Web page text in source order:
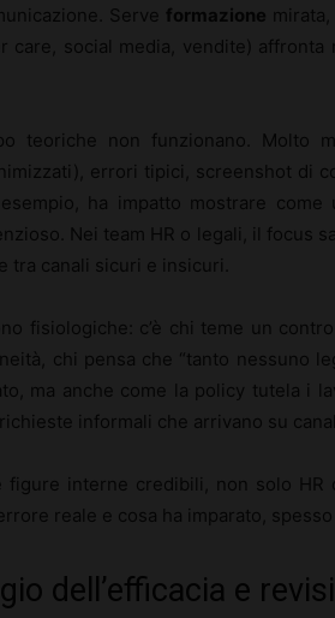
Serve formazione
care, social media, vendite)
teoriche non funzionano. Molto
errori tipici, screenshot di
ha impatto mostrare
Nei team HR o legali, il focus
tra canali sicuri e insicuri.
fisiologiche: c’è chi teme un
chi pensa che “tanto nessuno
ma anche come la policy tutela i
informali che arrivano su
figure interne credibili, non solo HR
reale e cosa ha imparato,
dell’efficacia e